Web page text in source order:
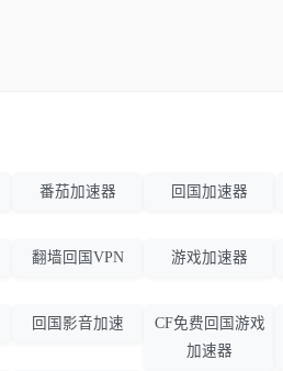
番茄加速器 回国加速器
翻墙回国VPN 游戏加速器
回国影音加速
CF免费回国游戏
加速器